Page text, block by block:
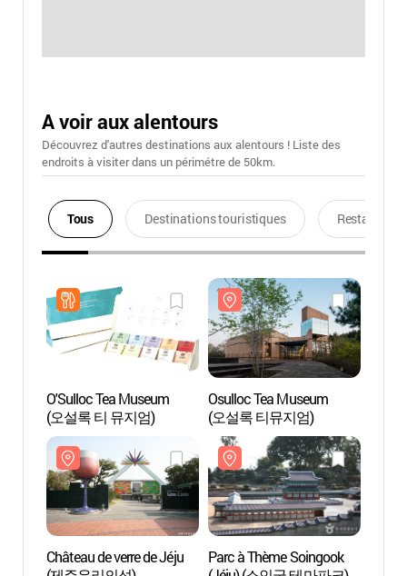
A voir aux alentours
Découvrez d'autres destinations aux alentours ! Liste des
endroits à visiter dans un périmétre de 50km.
Tous Destinations touristiques Restaurants
O'Sulloc Tea Museum
(오설록 티 뮤지엄)
Osulloc Tea Museum
(오설록 티뮤지엄)
Château de verre de Jéju
Parc à Thème Soingook